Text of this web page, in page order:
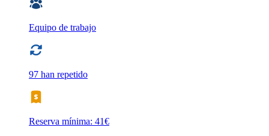
Equipo de trabajo
97 han repetido
Reserva mínima: 41€